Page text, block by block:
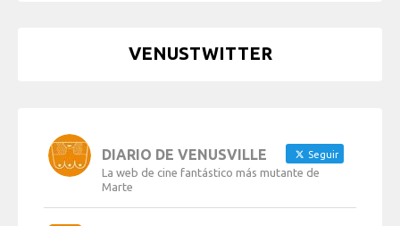
VENUSTWITTER
DIARIO DE VENUSVILLE Seguir
La web de cine fantástico más mutante de
Marte